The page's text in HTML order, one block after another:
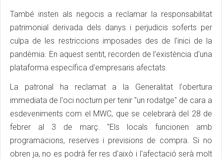
També insten als negocis a reclamar la responsabilitat
patrimonial derivada dels danys i perjudicis soferts per
culpa de les restriccions imposades des de l'inici de la
pandèmia. En aquest sentit, recorden de l'existència d'una
plataforma específica d'empresaris afectats.
La patronal ha reclamat a la Generalitat l'obertura
immediata de l'oci nocturn per tenir "un rodatge" de cara a
esdeveniments com el MWC, que se celebrarà del 28 de
febrer al 3 de març. "Els locals funcionen amb
programacions, reserves i previsions de compra. Si no
obren ja, no es podrà fer res d'això i l'afectació serà molt